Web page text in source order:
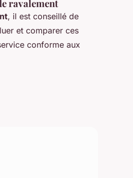
ravalement
, il est conseillé de
et comparer ces
conforme aux